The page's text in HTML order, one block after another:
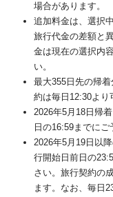
場合があります。
追加料金は、選択
旅行代金の差額と
金は現在の選択内
い。
最大355日先の帰
約は毎日12:30より
2026年5月18日帰
日の16:59までにご
2026年5月19日以
行開始日前日の
さい。旅行契約の
ます。なお、毎日